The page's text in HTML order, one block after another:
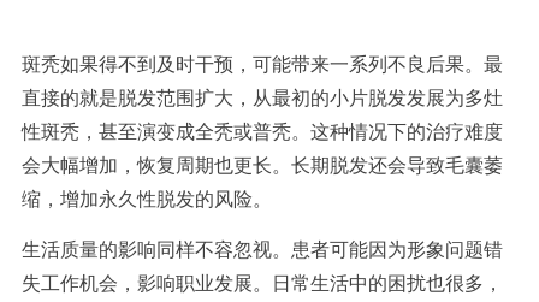
斑秃如果得不到及时干预，可能带来一系列不良后果。最
直接的就是脱发范围扩大，从最初的小片脱发发展为多灶
性斑秃，甚至演变成全秃或普秃。这种情况下的治疗难度
会大幅增加，恢复周期也更长。长期脱发还会导致毛囊萎
缩，增加永久性脱发的风险。
生活质量的影响同样不容忽视。患者可能因为形象问题错
失工作机会，影响职业发展。日常生活中的困扰也很多，